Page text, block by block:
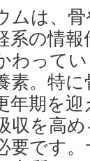
は、骨
系の情
わって
素。特
年期を
収を高
要です